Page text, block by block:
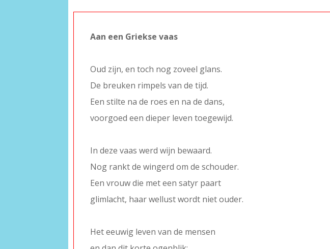
Aan een Griekse vaas
Oud zijn, en toch nog zoveel glans.
De breuken rimpels van de tijd.
Een stilte na de roes en na de dans,
voorgoed een dieper leven toegewijd.
In deze vaas werd wijn bewaard.
Nog rankt de wingerd om de schouder.
Een vrouw die met een satyr paart
glimlacht, haar wellust wordt niet ouder.
Het eeuwig leven van de mensen